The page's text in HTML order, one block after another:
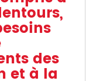
des
et à la